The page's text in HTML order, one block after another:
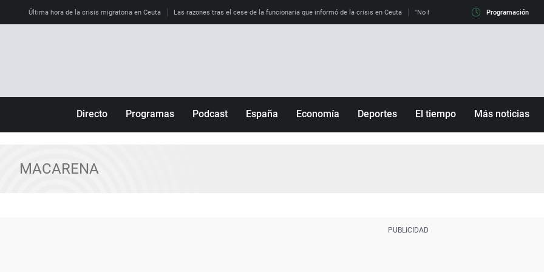
Última hora de la crisis migratoria en Ceuta Las razones tras el cese de la funcionaria que informó de la crisis en Ceuta "No hay mafias, que no nos engañen":
Programación
Directo Programas Podcast España Economía Deportes El tiempo Más noticias
MACARENA